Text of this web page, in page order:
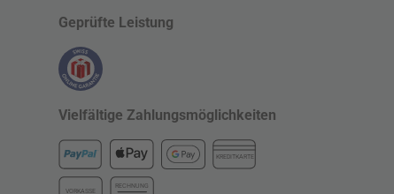
Geprüfte Leistung
Vielfältige Zahlungsmöglichkeiten
KREDITKARTE
VORKASSE
RECHNUNG